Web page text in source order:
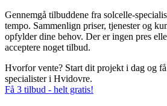
Gennemgå tilbuddene fra solcelle-
tempo. Sammenlign priser, tjenester og
opfylder dine behov. Der er ingen pres
acceptere noget tilbud.
Hvorfor vente? Start dit projekt i dag og
specialister i Hvidovre.
Få 3 tilbud - helt gratis!